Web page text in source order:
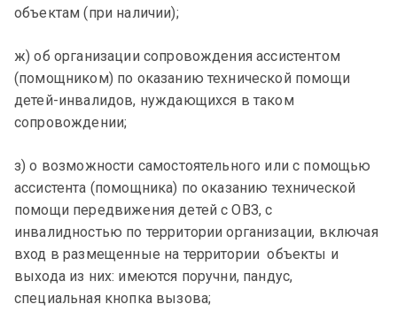
объектам (при наличии);
ж) об организации сопровождения ассистентом
(помощником) по оказанию технической помощи
детей-инвалидов, нуждающихся в таком
сопровождении;
з) о возможности самостоятельного или с помощью
ассистента (помощника) по оказанию технической
помощи передвижения детей с ОВЗ, с
инвалидностью по территории организации, включая
вход в размещенные на территории объекты и
выхода из них: имеются поручни, пандус,
специальная кнопка вызова;